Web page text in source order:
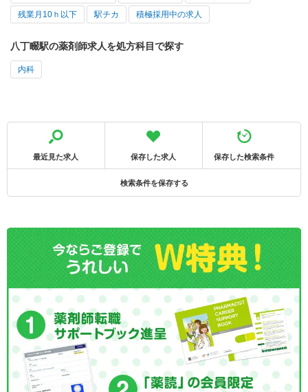
残業月10ｈ以下 駅チカ 積極採用中の求人
八丁畷駅の薬剤師求人を処方科目で探す
内科
最近見た求人 保存した求人 保存した検索条件
検索条件を保存する